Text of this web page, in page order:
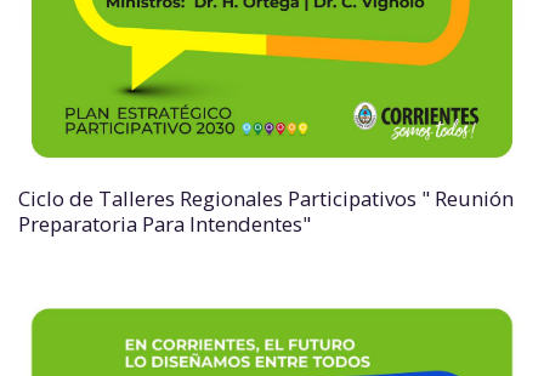
Ciclo de Talleres Regionales Participativos " Reunión
Preparatoria Para Intendentes"